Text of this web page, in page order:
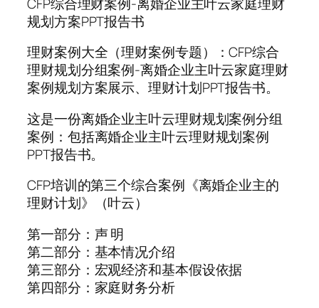
规划方案PPT报告书
理财案例大全（理财案例专题）：CFP综合
理财规划分组案例-离婚企业主叶云家庭理财
案例规划方案展示、理财计划PPT报告书。
这是一份离婚企业主叶云理财规划案例分组
案例：包括离婚企业主叶云理财规划案例
PPT报告书。
CFP培训的第三个综合案例《离婚企业主的
理财计划》（叶云）
第一部分：声 明
第二部分：基本情况介绍
第三部分：宏观经济和基本假设依据
第四部分：家庭财务分析